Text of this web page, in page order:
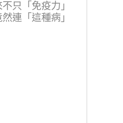
只「免疫力」
連「這種病」
吧！！